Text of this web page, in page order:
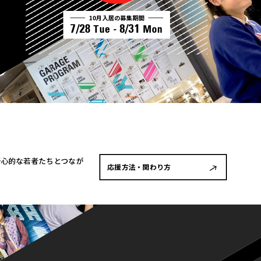
10月入居の募集期間
7/28 Tue - 8/31 Mon
的な若者たちとつなが
応援方法・関わり方